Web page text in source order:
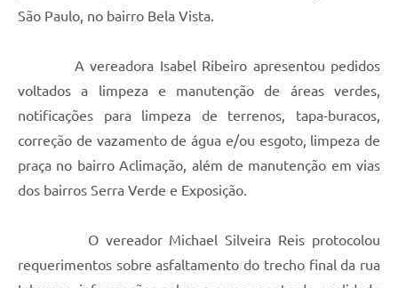
São Paulo, no bairro Bela Vista.
A vereadora Isabel Ribeiro apresentou pedidos
voltados a limpeza e manutenção de áreas verdes,
notificações para limpeza de terrenos, tapa-buracos,
correção de vazamento de água e/ou esgoto, limpeza de
praça no bairro Aclimação, além de manutenção em vias
dos bairros Serra Verde e Exposição.
O vereador Michael Silveira Reis protocolou
requerimentos sobre asfaltamento do trecho final da rua